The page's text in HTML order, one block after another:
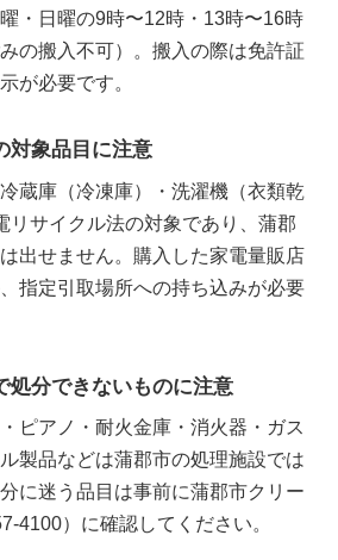
・日曜の9時〜12時・13時〜16時
の搬入不可）。搬入の際は免許証
が必要です。
対象品目に注意
蔵庫（冷凍庫）・洗濯機（衣類乾
リサイクル法の対象であり、蒲郡
出せません。購入した家電量販店
指定引取場所への持ち込みが必要
処分できないものに注意
ピアノ・耐火金庫・消火器・ガス
製品などは蒲郡市の処理施設では
に迷う品目は事前に蒲郡市クリー
4100）に確認してください。